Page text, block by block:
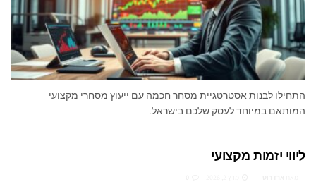
התחילו לבנות אסטרטגיית מסחר חכמה עם ייעוץ מסחרי מקצועי
המותאם במיוחד לעסק שלכם בישראל.
ליווי יזמות מקצועי